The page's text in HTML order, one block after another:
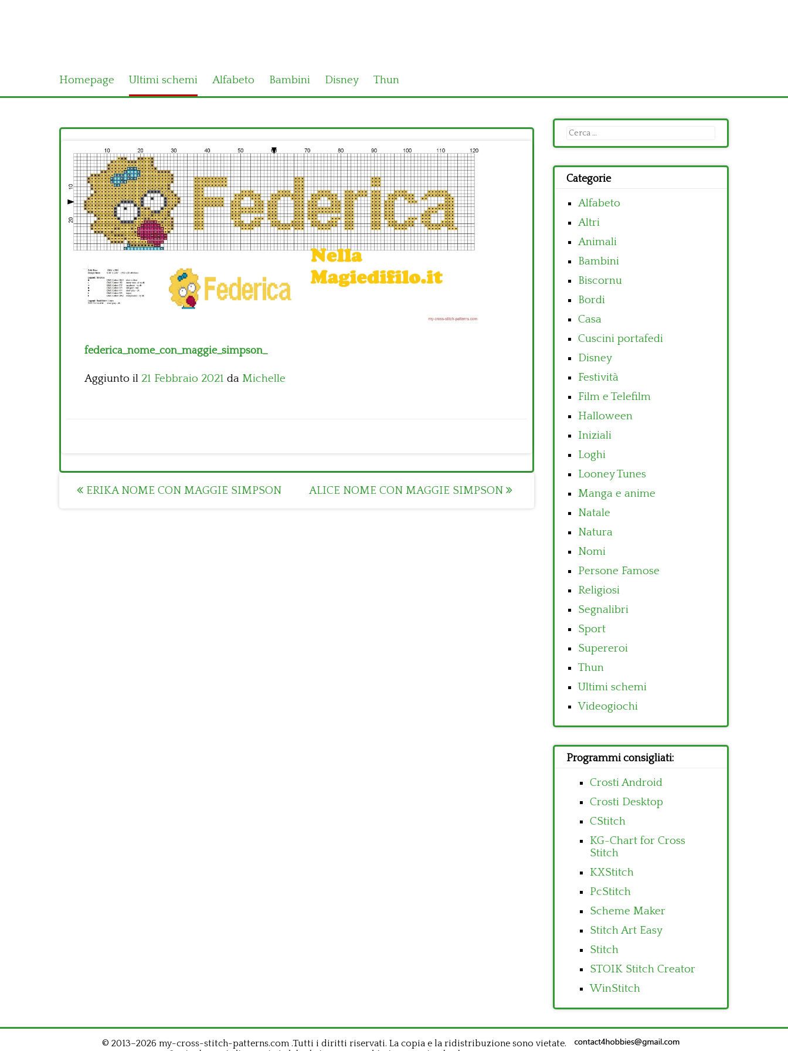
Homepage Ultimi schemi Alfabeto Bambini Disney Thun
federica_nome_con_maggie_simpson_
Aggiunto il 21 Febbraio 2021 da Michelle
Post
ERIKA NOME CON MAGGIE SIMPSON ALICE NOME CON MAGGIE SIMPSON
Ricerca
per:
Categorie
Alfabeto
Altri
Animali
Bambini
Biscornu
Bordi
Casa
Cuscini portafedi
Disney
Festività
Film e Telefilm
Halloween
Iniziali
Loghi
Looney Tunes
Manga e anime
Natale
Natura
Nomi
Persone Famose
Religiosi
Segnalibri
Sport
Supereroi
Thun
Ultimi schemi
Videogiochi
Programmi consigliati:
Crosti Android
Crosti Desktop
CStitch
KG-Chart for Cross
Stitch
KXStitch
PcStitch
Scheme Maker
Stitch Art Easy
Stitch
STOIK Stitch Creator
WinStitch
© 2013–2026 my-cross-stitch-patterns.com .Tutti i diritti riservati. La copia e la ridistribuzione sono vietate.